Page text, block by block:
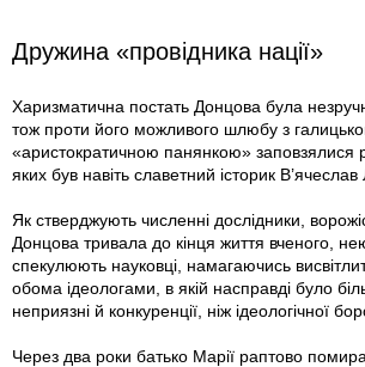
Дружина «провідника нації»
Харизматична постать Донцова була
тож проти його можливого шлюбу з
«аристократичною панянкою» заповзялися
яких був навіть славетний історик В’ячеслав
Як стверджують численні дослідники,
Донцова тривала до кінця життя вченого,
спекулюють науковці, намагаючись
обома ідеологами, в якій насправді було
неприязні й конкуренції, ніж ідеологічної
Через два роки батько Марії раптово